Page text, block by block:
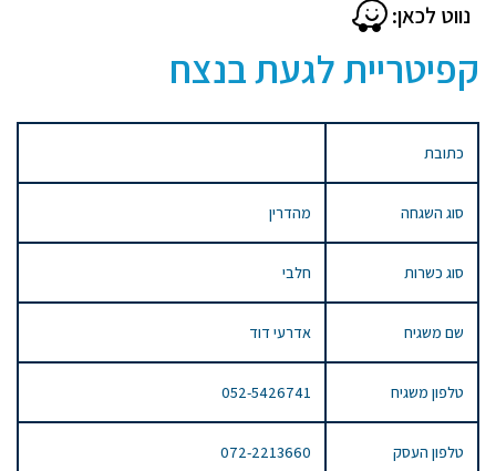
נווט לכאן:
קפיטריית לגעת בנצח
כתובת
סוג השגחה מהדרין
סוג כשרות חלבי
שם משגיח אדרעי דוד
טלפון משגיח 052-5426741
טלפון העסק 072-2213660